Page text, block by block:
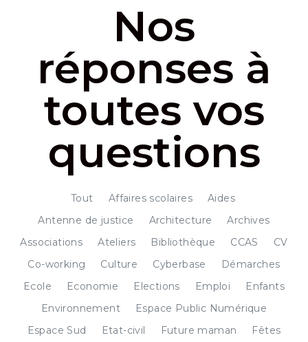
Nos
réponses à
toutes vos
questions
Tout Affaires scolaires
Aides
Antenne de justice
Architecture
Archives
Associations
Ateliers Bibliothèque CCAS
CV
Co-working
Culture Cyberbase
Démarches
Ecole
Economie Elections Emploi
Enfants
Environnement
Espace Public Numérique
Espace Sud
Etat-civil Future maman
Fêtes